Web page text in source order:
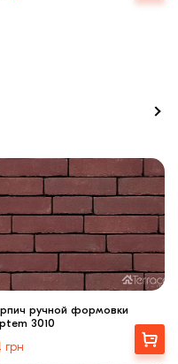
ручной формовки
3010
грн
Выбрать